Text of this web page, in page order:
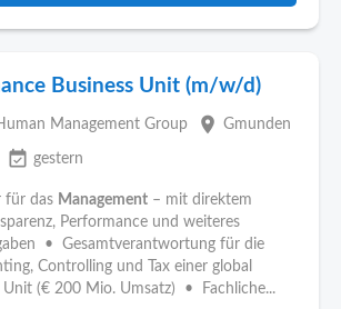
Business Unit (m/w/d)
Management Group place Gmunden
event_available gestern
für das Management – mit direktem
Performance und weiteres
• Gesamtverantwortung für die
Controlling und Tax einer global
Unit (€ 200 Mio. Umsatz) • Fachliche...